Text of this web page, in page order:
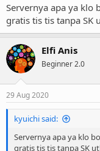
Servernya apa ya klo
gratis tis tis tanpa SK
Elfi Anis
Beginner 2.0
29 Aug 2020
kyuichi said:
Servernya apa ya klo
gratis tis tis tanpa SK